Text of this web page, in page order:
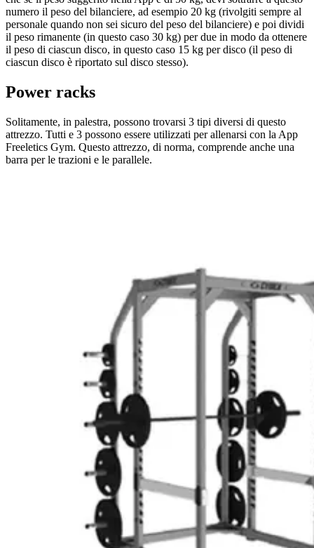
numero il peso del bilanciere, ad esempio 20 kg (rivolgiti sempre al
personale quando non sei sicuro del peso del bilanciere) e poi dividi
il peso rimanente (in questo caso 30 kg) per due in modo da ottenere
il peso di ciascun disco, in questo caso 15 kg per disco (il peso di
ciascun disco è riportato sul disco stesso).
Power racks
Solitamente, in palestra, possono trovarsi 3 tipi diversi di questo
attrezzo. Tutti e 3 possono essere utilizzati per allenarsi con la App
Freeletics Gym. Questo attrezzo, di norma, comprende anche una
barra per le trazioni e le parallele.